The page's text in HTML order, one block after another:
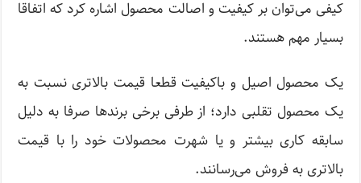
کیفی می‌توان بر کیفیت و اصالت محصول اشاره کرد که اتفاقا
بسیار مهم هستند.
یک محصول اصیل و باکیفیت قطعا قیمت بالاتری نسبت به
یک محصول تقلبی دارد؛ از طرفی برخی برندها صرفا به دلیل
سابقه کاری بیشتر و یا شهرت محصولات خود را با قیمت
بالاتری به فروش می‌رسانند.